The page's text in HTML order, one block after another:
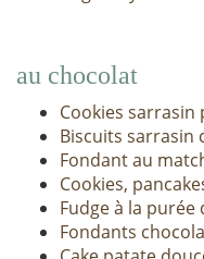
au chocolat
Cookies
Biscuits sarrasin
Fondant au
Cookies,
Fudge à la purée
Fondants